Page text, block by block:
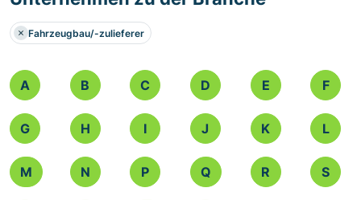
Fahrzeugbau/-zulieferer
A B C D E F
G H I J K L
M N P Q R S